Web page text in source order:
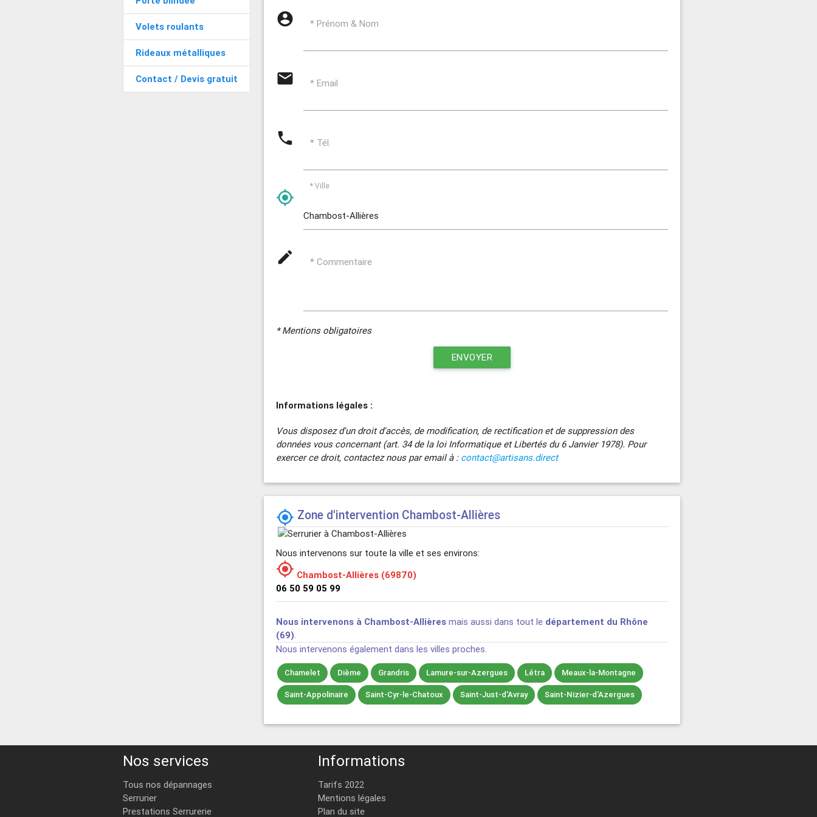
Volets roulants
Rideaux métalliques
Contact / Devis gratuit
account_circle * Prénom & Nom
email * Email
phone * Tél.
my_location
* Ville
mode_edit * Commentaire
* Mentions obligatoires
ENVOYER
Informations légales :
Vous disposez d'un droit d'accès, de modification, de rectification et de suppression des
données vous concernant (art. 34 de la loi Informatique et Libertés du 6 Janvier 1978). Pour
exercer ce droit, contactez nous par email à : contact@artisans.direct
 Zone d'intervention Chambost-Allières
Nous intervenons sur toute la ville et ses environs:
 Chambost-Allières (69870)
06 50 59 05 99
Nous intervenons à Chambost-Allières mais aussi dans tout le département du Rhône
(69).
Nous intervenons également dans les villes proches.
Chamelet Dième Grandris Lamure-sur-Azergues Létra Meaux-la-Montagne
Saint-Appolinaire Saint-Cyr-le-Chatoux Saint-Just-d'Avray Saint-Nizier-d'Azergues
Nos services
Tous nos dépannages
Serrurier
Prestations Serrurerie
Informations
Tarifs 2022
Mentions légales
Plan du site